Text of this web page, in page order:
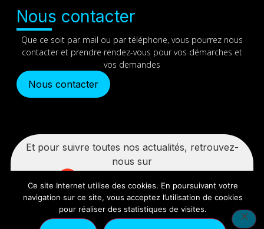
Nous contacter
Que ce soit par mail ou par téléphone, vous pourrez nous
contacter et prendre rendez-vous pour vos démarches et
vos demandes
Nous contacter
Et pour suivre toutes nos actualités, retrouvez-
nous sur
Ce site Internet utilise des cookies. En poursuivant votre
navigation sur ce site, vous acceptez l’utilisation de cookies
pour réaliser des statistiques de visites.